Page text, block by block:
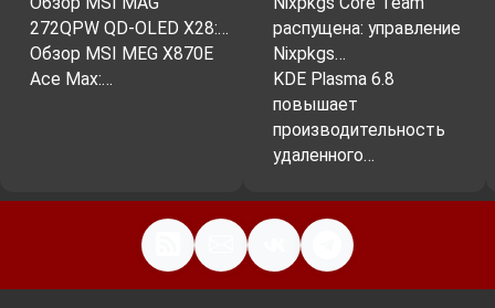
272QPW QD-OLED X28:…
Обзор MSI MEG X870E
Ace Max:…
распущена: управление
Nixpkgs…
KDE Plasma 6.8
повышает
производительность
удаленного…